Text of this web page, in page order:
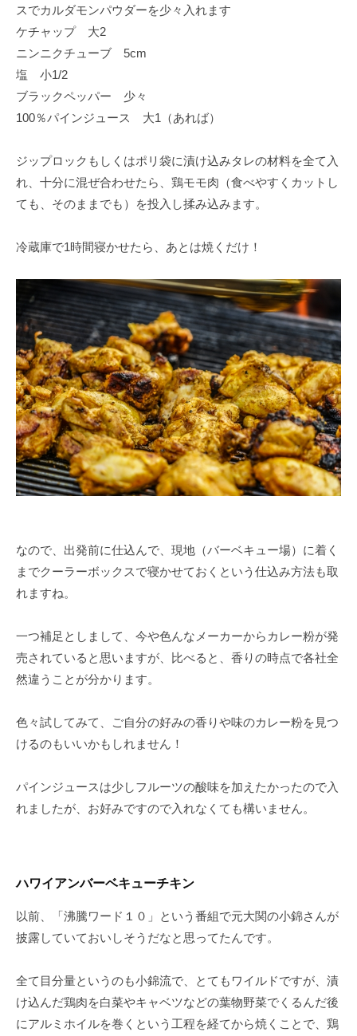
スでカルダモンパウダーを少々入れます
ケチャップ 大2
ニンニクチューブ 5cm
塩 小1/2
ブラックペッパー 少々
100％パインジュース 大1（あれば）
ジップロックもしくはポリ袋に漬け込みタレの材料を全て入
れ、十分に混ぜ合わせたら、鶏モモ肉（食べやすくカットし
ても、そのままでも）を投入し揉み込みます。
冷蔵庫で1時間寝かせたら、あとは焼くだけ！
なので、出発前に仕込んで、現地（バーベキュー場）に着く
までクーラーボックスで寝かせておくという仕込み方法も取
れますね。
一つ補足としまして、今や色んなメーカーからカレー粉が発
売されていると思いますが、比べると、香りの時点で各社全
然違うことが分かります。
色々試してみて、ご自分の好みの香りや味のカレー粉を見つ
けるのもいいかもしれません！
パインジュースは少しフルーツの酸味を加えたかったので入
れましたが、お好みですので入れなくても構いません。
ハワイアンバーベキューチキン
以前、「沸騰ワード１０」という番組で元大関の小錦さんが
披露していておいしそうだなと思ってたんです。
全て目分量というのも小錦流で、とてもワイルドですが、漬
け込んだ鶏肉を白菜やキャベツなどの葉物野菜でくるんだ後
にアルミホイルを巻くという工程を経てから焼くことで、鶏